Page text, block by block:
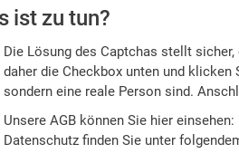
ist zu tun?
Die Lösung des Captchas stellt
daher die Checkbox unten und klicken
sondern eine reale Person sind.
Unsere AGB können Sie hier einsehen:
Datenschutz finden Sie unter